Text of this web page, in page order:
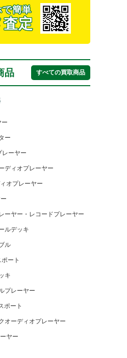
で簡単
定
品 すべての買取商品
ー
レーヤー
ディオプレーヤー
オプレーヤー
ーヤー・レコードプレーヤー
ルデッキ
ル
ート
キ
プレーヤー
ポート
オーディオプレーヤー
ヤー